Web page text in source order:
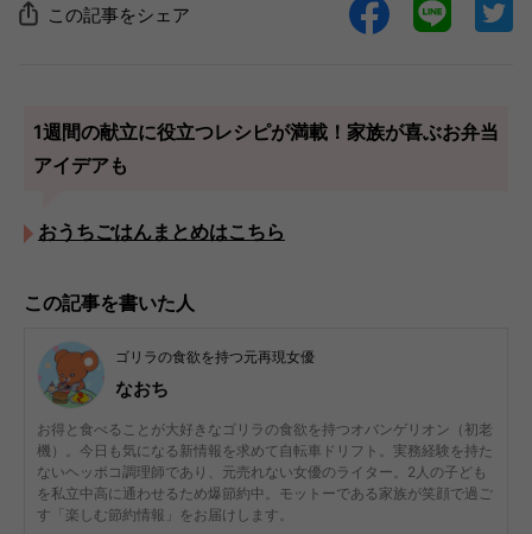
この記事をシェア
1週間の献立に役立つレシピが満載！家族が喜ぶお弁当
アイデアも
おうちごはんまとめはこちら
この記事を書いた人
ゴリラの食欲を持つ元再現女優
なおち
お得と食べることが大好きなゴリラの食欲を持つオバンゲリオン（初老
機）。今日も気になる新情報を求めて自転車ドリフト。実務経験を持た
ないヘッポコ調理師であり、元売れない女優のライター。2人の子ども
を私立中高に通わせるため爆節約中。モットーである家族が笑顔で過ご
す「楽しむ節約情報」をお届けします。